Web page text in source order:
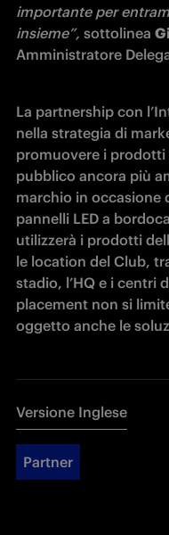
importante per
insieme”, sottolinea
Amministratore
La partnership con
nella strategia di
promuovere i
pubblico ancora più
marchio in occasione
pannelli LED a
utilizzerà i prodotti
le location del Club,
stadio, l’HQ e i centri
placement non si
oggetto anche le
Versione Inglese
Partner